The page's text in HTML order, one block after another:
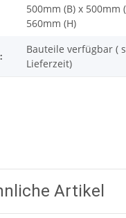
500mm (B) x 500mm
560mm (H)
Bauteile verfügbar (
Lieferzeit)
Artikel